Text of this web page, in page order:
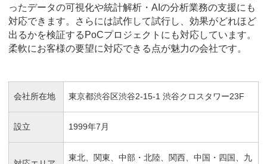
ったデータの可視化や統計解析・AIの分析業務の支援にも
対応できます。さらには試作して試行し、効果がどれほど
出るかを検証するPoCプロジェクトにも対応しています。
柔軟にお客様の要望に対応できる点が魅力の会社です。
会社所在地 東京都渋谷区渋谷2-15-1 渋谷クロスタワー23F
設立 1999年7月
東北、関東、中部・北陸、関西、中国・四国、九